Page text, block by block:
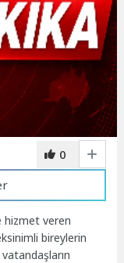
0
hizmet veren
bireylerin